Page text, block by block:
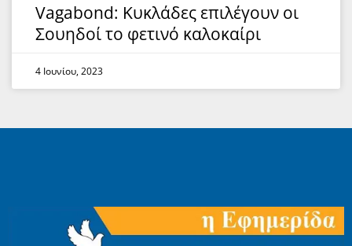
Vagabond: Κυκλάδες επιλέγουν οι
Σουηδοί το φετινό καλοκαίρι
4 Ιουνίου, 2023